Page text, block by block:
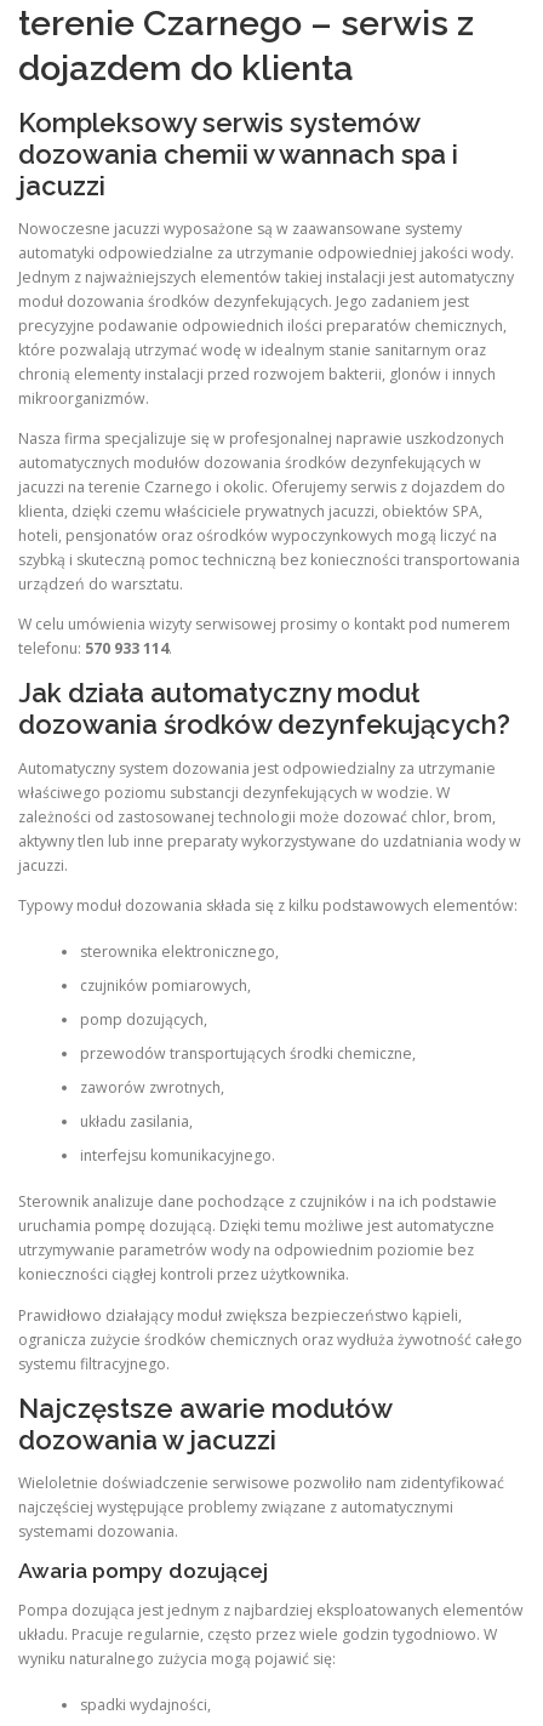
terenie Czarnego – serwis z
dojazdem do klienta
Kompleksowy serwis systemów
dozowania chemii w wannach spa i
jacuzzi
Nowoczesne jacuzzi wyposażone są w zaawansowane systemy
automatyki odpowiedzialne za utrzymanie odpowiedniej jakości wody.
Jednym z najważniejszych elementów takiej instalacji jest automatyczny
moduł dozowania środków dezynfekujących. Jego zadaniem jest
precyzyjne podawanie odpowiednich ilości preparatów chemicznych,
które pozwalają utrzymać wodę w idealnym stanie sanitarnym oraz
chronią elementy instalacji przed rozwojem bakterii, glonów i innych
mikroorganizmów.
Nasza firma specjalizuje się w profesjonalnej naprawie uszkodzonych
automatycznych modułów dozowania środków dezynfekujących w
jacuzzi na terenie Czarnego i okolic. Oferujemy serwis z dojazdem do
klienta, dzięki czemu właściciele prywatnych jacuzzi, obiektów SPA,
hoteli, pensjonatów oraz ośrodków wypoczynkowych mogą liczyć na
szybką i skuteczną pomoc techniczną bez konieczności transportowania
urządzeń do warsztatu.
W celu umówienia wizyty serwisowej prosimy o kontakt pod numerem
telefonu: 570 933 114.
Jak działa automatyczny moduł
dozowania środków dezynfekujących?
Automatyczny system dozowania jest odpowiedzialny za utrzymanie
właściwego poziomu substancji dezynfekujących w wodzie. W
zależności od zastosowanej technologii może dozować chlor, brom,
aktywny tlen lub inne preparaty wykorzystywane do uzdatniania wody w
jacuzzi.
Typowy moduł dozowania składa się z kilku podstawowych elementów:
sterownika elektronicznego,
czujników pomiarowych,
pomp dozujących,
przewodów transportujących środki chemiczne,
zaworów zwrotnych,
układu zasilania,
interfejsu komunikacyjnego.
Sterownik analizuje dane pochodzące z czujników i na ich podstawie
uruchamia pompę dozującą. Dzięki temu możliwe jest automatyczne
utrzymywanie parametrów wody na odpowiednim poziomie bez
konieczności ciągłej kontroli przez użytkownika.
Prawidłowo działający moduł zwiększa bezpieczeństwo kąpieli,
ogranicza zużycie środków chemicznych oraz wydłuża żywotność całego
systemu filtracyjnego.
Najczęstsze awarie modułów
dozowania w jacuzzi
Wieloletnie doświadczenie serwisowe pozwoliło nam zidentyfikować
najczęściej występujące problemy związane z automatycznymi
systemami dozowania.
Awaria pompy dozującej
Pompa dozująca jest jednym z najbardziej eksploatowanych elementów
układu. Pracuje regularnie, często przez wiele godzin tygodniowo. W
wyniku naturalnego zużycia mogą pojawić się:
spadki wydajności,